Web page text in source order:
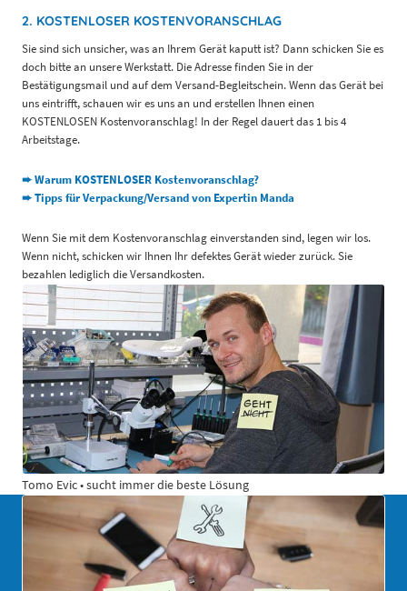
2. KOSTENLOSER KOSTENVORANSCHLAG
Sie sind sich unsicher, was an Ihrem Gerät kaputt ist? Dann schicken Sie es
doch bitte an unsere Werkstatt. Die Adresse finden Sie in der
Bestätigungsmail und auf dem Versand-Begleitschein. Wenn das Gerät bei
uns eintrifft, schauen wir es uns an und erstellen Ihnen einen
KOSTENLOSEN Kostenvoranschlag! In der Regel dauert das 1 bis 4
Arbeitstage.
➨ Warum KOSTENLOSER Kostenvoranschlag?
➨ Tipps für Verpackung/Versand von Expertin Manda
Wenn Sie mit dem Kostenvoranschlag einverstanden sind, legen wir los.
Wenn nicht, schicken wir Ihnen Ihr defektes Gerät wieder zurück. Sie
bezahlen lediglich die Versandkosten.
Tomo Evic • sucht immer die beste Lösung